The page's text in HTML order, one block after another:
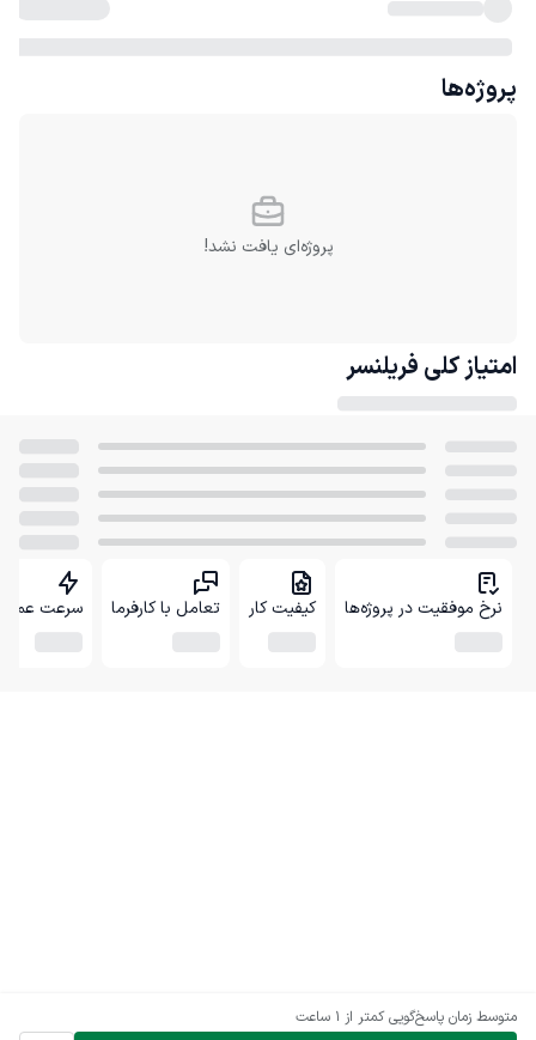
متوسط زمان پاسخ‌گویی کمتر از 1 ساعت
پروژه‌ها
پروژه‌ای یافت نشد!
امتیاز کلی فریلنسر
نرخ موفقیت در پروژه‌ها کیفیت کار تعامل با کارفرما سرعت عمل